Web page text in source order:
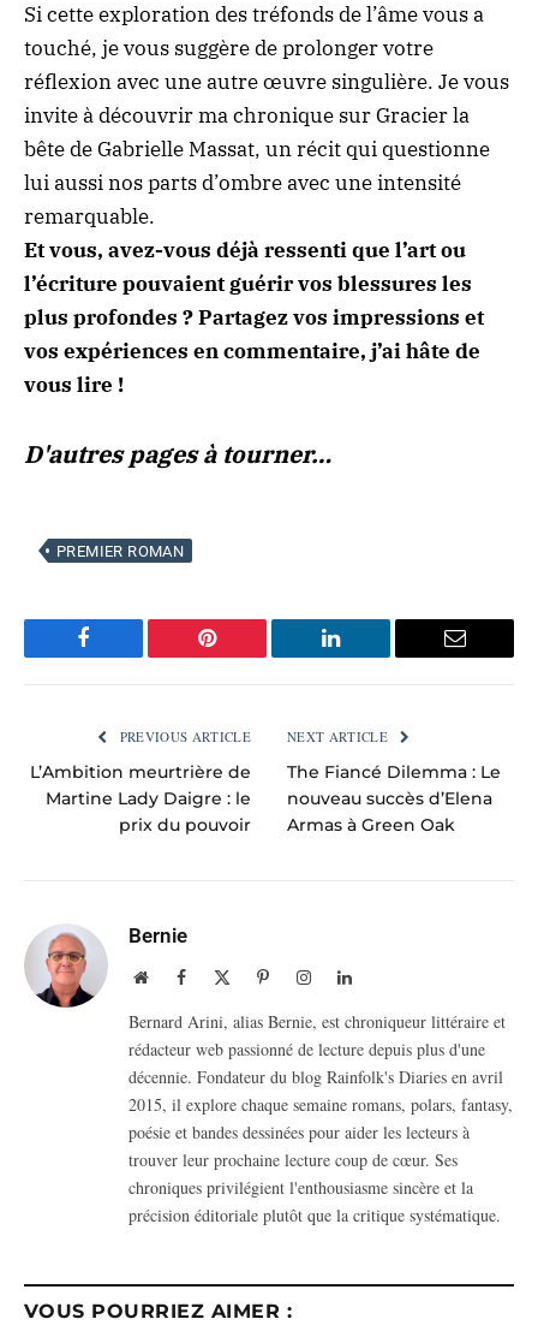
Si cette exploration des tréfonds de l’âme vous a
touché, je vous suggère de prolonger votre
réflexion avec une autre œuvre singulière. Je vous
invite à découvrir ma chronique surGracier la
bête de Gabrielle Massat, un récit qui questionne
lui aussi nos parts d’ombre avec une intensité
remarquable.
Et vous, avez-vous déjà ressenti que l’art ou
l’écriture pouvaient guérir vos blessures les
plus profondes ? Partagez vos impressions et
vos expériences en commentaire, j’ai hâte de
vous lire !
D'autres pages à tourner…
PREMIER ROMAN
Facebook Pinterest LinkedIn Email
PREVIOUS ARTICLE
L’Ambition meurtrière de
Martine Lady Daigre : le
prix du pouvoir
NEXT ARTICLE
The Fiancé Dilemma : Le
nouveau succès d’Elena
Armas à Green Oak
Bernie
WebsiteFacebook PinterestInstagramLinkedIn
Bernard Arini, alias Bernie, est chroniqueur littéraire et
rédacteur web passionné de lecture depuis plus d'une
décennie. Fondateur du blog Rainfolk's Diaries en avril
2015, il explore chaque semaine romans, polars, fantasy,
poésie et bandes dessinées pour aider les lecteurs à
trouver leur prochaine lecture coup de cœur. Ses
chroniques privilégient l'enthousiasme sincère et la
précision éditoriale plutôt que la critique systématique.
VOUS POURRIEZ AIMER :